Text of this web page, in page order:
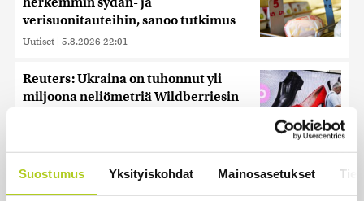
Suostumus Yksityiskohdat Mainosasetukset
verisuonitauteihin, sanoo tutkimus
Uutiset | 5.8.2026 22:01
Reuters: Ukraina on tuhonnut yli
miljoona neliömetriä Wildberriesin
Oletko ihmetellyt peilejä
ikkunankarmeissa? Tällainen oli